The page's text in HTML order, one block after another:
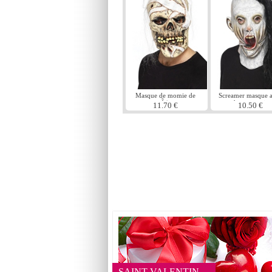
Masque de momie de
crÃ¢ne
11.70 €
Screamer masque
cheveux noirs
10.50 €